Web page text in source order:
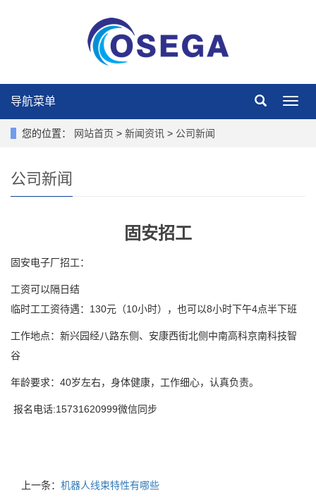
导
导航菜单
您的位置： 网站首页 > 新闻资讯 > 公司新闻
公司新闻
固安招工
固安电子厂招工：
工资可以隔日结
临时工工资待遇：130元（10小时），也可以8小时下午4点半下班
工作地点：新兴园经八路东侧、安康西街北侧中南高科京南科技智
谷
年龄要求：40岁左右，身体健康，工作细心，认真负责。
报名电话:15731620999微信同步
上一条： 机器人线束特性有哪些